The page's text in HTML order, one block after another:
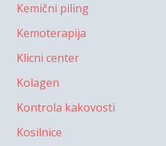
Kemični piling
Kemoterapija
Klicni center
Kolagen
Kontrola kakovosti
Kosilnice